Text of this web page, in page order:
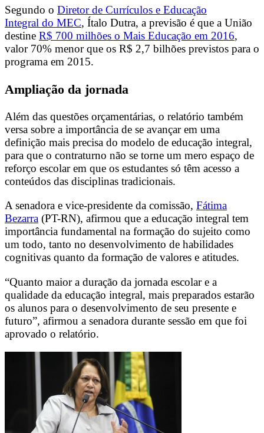
Segundo o Diretor de Currículos e Educação
Integral do MEC, Ítalo Dutra, a previsão é que a União
destine R$ 700 milhões o Mais Educação em 2016,
valor 70% menor que os R$ 2,7 bilhões previstos para o
programa em 2015.
Ampliação da jornada
Além das questões orçamentárias, o relatório também
versa sobre a importância de se avançar em uma
definição mais precisa do modelo de educação integral,
para que o contraturno não se torne um mero espaço de
reforço escolar em que os estudantes só têm acesso a
conteúdos das disciplinas tradicionais.
A senadora e vice-presidente da comissão, Fátima
Bezarra (PT-RN), afirmou que a educação integral tem
importância fundamental na formação do sujeito como
um todo, tanto no desenvolvimento de habilidades
cognitivas quanto da formação de valores e atitudes.
“Quanto maior a duração da jornada escolar e a
qualidade da educação integral, mais preparados estarão
os alunos para o desenvolvimento de seu presente e
futuro”, afirmou a senadora durante sessão em que foi
aprovado o relatório.